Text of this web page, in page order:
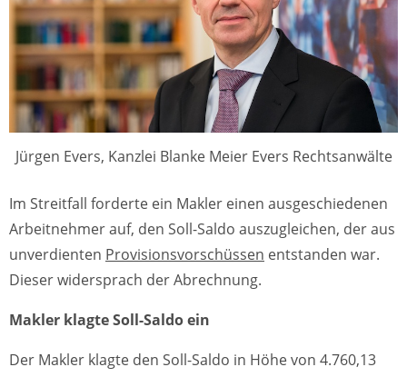
Jürgen Evers, Kanzlei Blanke Meier Evers Rechtsanwälte
Im Streitfall forderte ein Makler einen ausgeschiedenen
Arbeitnehmer auf, den Soll-Saldo auszugleichen, der aus
unverdienten Provisionsvorschüssen entstanden war.
Dieser widersprach der Abrechnung.
Makler klagte Soll-Saldo ein
Der Makler klagte den Soll-Saldo in Höhe von 4.760,13